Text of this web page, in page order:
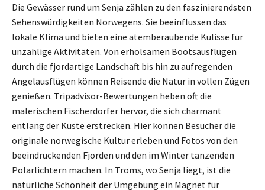
Die Gewässer rund um Senja zählen zu den faszinierendsten
Sehenswürdigkeiten Norwegens. Sie beeinflussen das
lokale Klima und bieten eine atemberaubende Kulisse für
unzählige Aktivitäten. Von erholsamen Bootsausflügen
durch die fjordartige Landschaft bis hin zu aufregenden
Angelausflügen können Reisende die Natur in vollen Zügen
genießen. Tripadvisor-Bewertungen heben oft die
malerischen Fischerdörfer hervor, die sich charmant
entlang der Küste erstrecken. Hier können Besucher die
originale norwegische Kultur erleben und Fotos von den
beeindruckenden Fjorden und den im Winter tanzenden
Polarlichtern machen. In Troms, wo Senja liegt, ist die
natürliche Schönheit der Umgebung ein Magnet für